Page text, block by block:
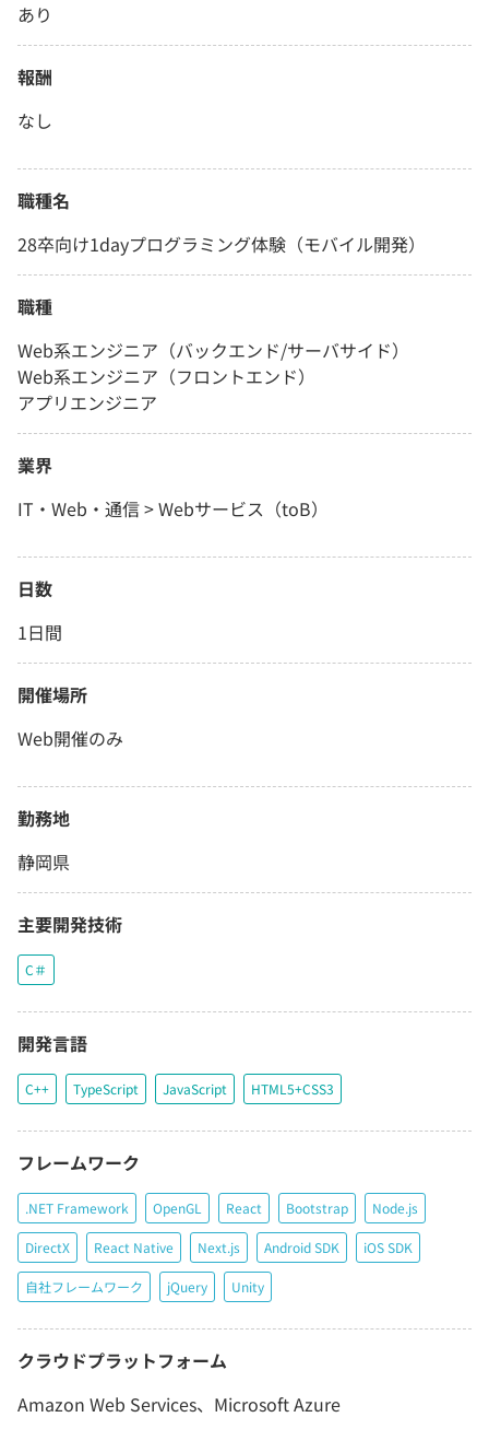
あり
報酬
なし
職種名
28卒向け1dayプログラミング体験（モバイル開発）
職種
Web系エンジニア（バックエンド/サーバサイド）
Web系エンジニア（フロントエンド）
アプリエンジニア
業界
IT・Web・通信 > Webサービス（toB）
日数
1日間
開催場所
Web開催のみ
勤務地
静岡県
主要開発技術
C＃
開発言語
C++ TypeScript JavaScript HTML5+CSS3
フレームワーク
.NET Framework OpenGL React Bootstrap Node.js
DirectX React Native Next.js Android SDK iOS SDK
自社フレームワーク jQuery Unity
クラウドプラットフォーム
Amazon Web Services、Microsoft Azure